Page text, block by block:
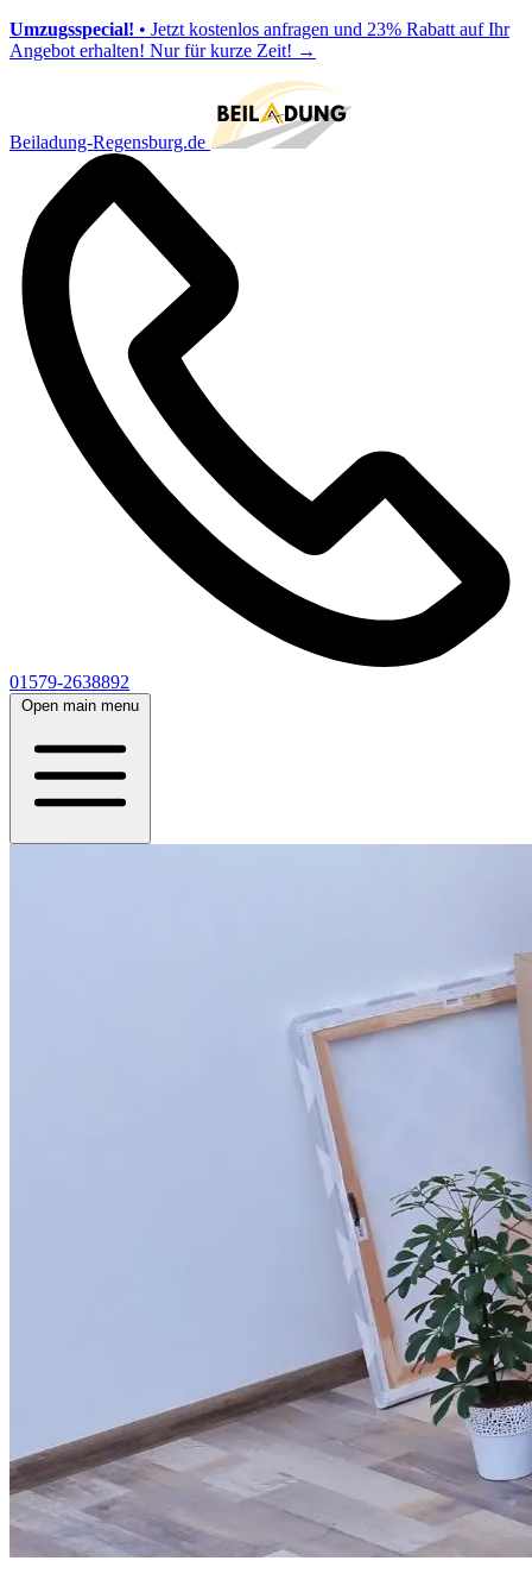
Umzugsspecial! • Jetzt kostenlos anfragen und 23% Rabatt auf Ihr
Angebot erhalten! Nur für kurze Zeit! →
Beiladung-Regensburg.de
01579-2638892
Open main menu